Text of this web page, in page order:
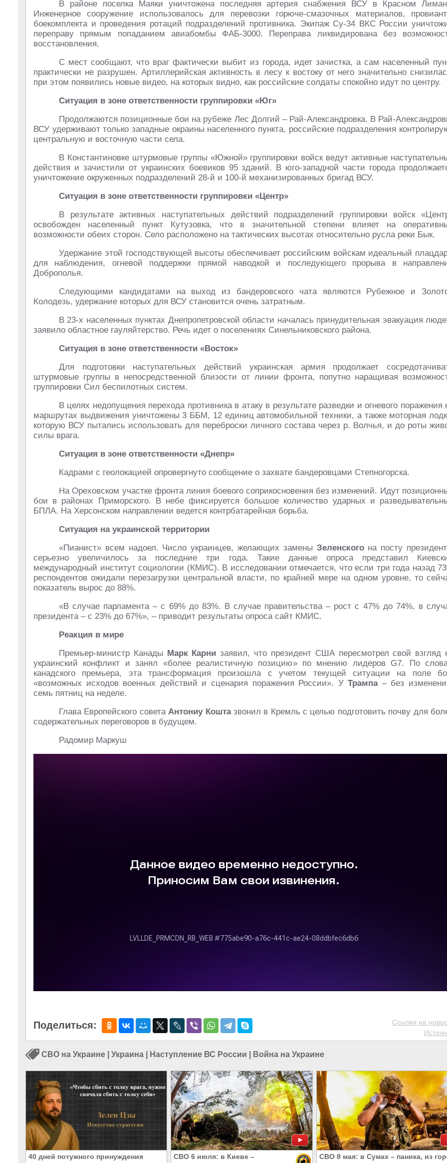
В районе поселка Маяки уничтожена последняя артерия снабжения ВСУ в Красном
Инженерное сооружение использовалось для перевозки горюче-смазочных материалов,
боекомплекта и проведения ротаций подразделений противника. Экипаж Су-34 ВКС России
переправу прямым попаданием авиабомбы ФАБ-3000. Переправа ликвидирована без
восстановления.
С мест сообщают, что враг фактически выбит из города, идет зачистка, а сам населенный
практически не разрушен. Артиллерийская активность в лесу к востоку от него значительно
при этом появились новые видео, на которых видно, как российские солдаты спокойно идут по центру.
Ситуация в зоне ответственности группировки «Юг»
Продолжаются позиционные бои на рубеже Лес Долгий – Рай-Александровка. В Рай-
ВСУ удерживают только западные окраины населенного пункта, российские подразделения
центральную и восточную части села.
В Константиновке штурмовые группы «Южной» группировки войск ведут активные
действия и зачистили от украинских боевиков 95 зданий. В юго-западной части города
уничтожение окруженных подразделений 28-й и 100-й механизированных бригад ВСУ.
Ситуация в зоне ответственности группировки «Центр»
В результате активных наступательных действий подразделений группировки войск
освобожден населенный пункт Кутузовка, что в значительной степени влияет на
возможности обеих сторон. Село расположено на тактических высотах относительно русла реки Бык.
Удержание этой господствующей высоты обеспечивает российским войскам идеальный
для наблюдения, огневой поддержки прямой наводкой и последующего прорыва в
Доброполья.
Следующими кандидатами на выход из бандеровского чата являются Рубежное и
Колодезь, удержание которых для ВСУ становится очень затратным.
В 23-х населенных пунктах Днепропетровской области началась принудительная эвакуация
заявило областное гауляйтерство. Речь идет о поселениях Синельниковского района.
Ситуация в зоне ответственности «Восток»
Для подготовки наступательных действий украинская армия продолжает
штурмовые группы в непосредственной близости от линии фронта, попутно наращивая
группировки Сил беспилотных систем.
В целях недопущения перехода противника в атаку в результате разведки и огневого поражения
маршрутах выдвижения уничтожены 3 ББМ, 12 единиц автомобильной техники, а также моторная
которую ВСУ пытались использовать для переброски личного состава через р. Волчья, и до роты
силы врага.
Ситуация в зоне ответственности «Днепр»
Кадрами с геолокацией опровергнуто сообщение о захвате бандеровцами Степногорска.
На Ореховском участке фронта линия боевого соприкосновения без изменений. Идут
бои в районах Приморского. В небе фиксируется большое количество ударных и
БПЛА. На Херсонском направлении ведется контрбатарейная борьба.
Ситуация на украинской территории
«Пианист» всем надоел. Число украинцев, желающих замены Зеленскогона посту
серьезно увеличилось за последние три года. Такие данные опроса представил
международный институт социологии (КМИС). В исследовании отмечается, что если три года назад
респондентов ожидали перезагрузки центральной власти, по крайней мере на одном уровне, то
показатель вырос до 88%.
«В случае парламента – с 69% до 83%. В случае правительства – рост с 47% до 74%, в
президента – с 23% до 67%», – приводит результаты опроса сайт КМИС.
Реакция в мире
Премьер-министр Канады Марк Карни заявил, что президент США пересмотрел свой взгляд
украинский конфликт и занял «более реалистичную позицию» по мнению лидеров G7. По
канадского премьера, эта трансформация произошла с учетом текущей ситуации на поле
«возможных исходов военных действий и сценария поражения России». УТрампа– без
семь пятниц на неделе.
Глава Европейского советаАнтониу Коштазвонил в Кремль с целью подготовить почву для
содержательных переговоров в будущем.
Радомир Маркуш
Поделиться:
Ссылки на
СВО на Украине Украина Наступление ВС России Война на Украине
40 дней потужного принуждения
СВО 6 июля: в Киеве –
СВО 8 мая: в Сумах – паника, из